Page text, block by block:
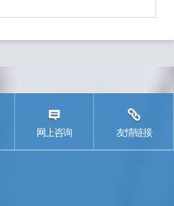
网上咨询 友情链接